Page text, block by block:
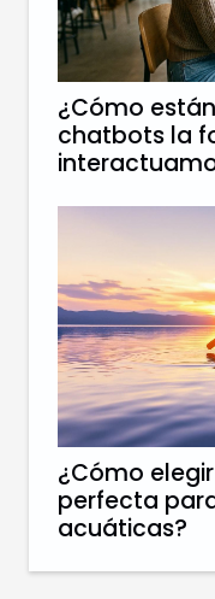
¿Cómo
chatbots la
¿Cómo
perfecta
acuáticas?